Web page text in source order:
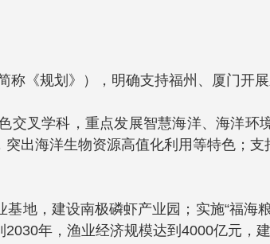
称《规划》），明确支持福州、厦门开
叉学科，重点发展智慧海洋、海洋
出海洋生物资源高值化利用等特色；
地，建设南极磷虾产业园；实施“福海
年，渔业经济规模达到4000亿元，建